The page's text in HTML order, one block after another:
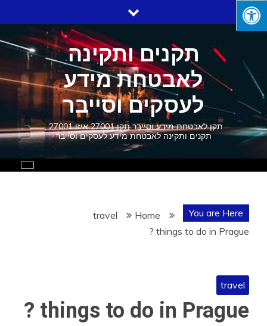
Skip
to
תקנים ותקינה
לאבטחת מידע
לעסקים וסייבר
תקן לאבטחת מידע וסייבר תקן 27001 איזו 27001 ,
תקנים ותקינה לאבטחת מידע לעסקים וסייבר
You are Here
Home
travel
things to do in Prague ?
travel
things to do in Prague ?